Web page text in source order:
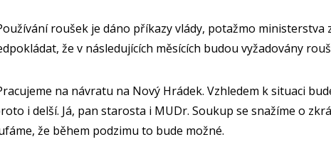
roušek je dáno příkazy vlády, potažmo ministerstva
že v následujících měsících budou vyžadovány
na návratu na Nový Hrádek. Vzhledem k situaci
i delší. Já, pan starosta i MUDr. Soukup se snažíme o
že během podzimu to bude možné.